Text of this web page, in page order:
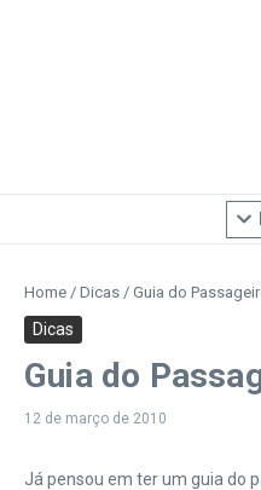
Home / Dicas / Guia do
Dicas
Guia do
12 de março de 2010
Já pensou em ter um guia do